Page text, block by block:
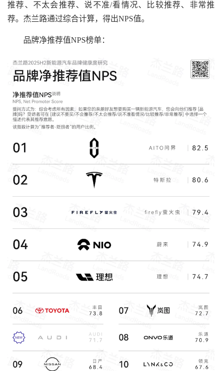
推荐、不太会推荐、说不准/看情况、比较推荐、非常推
荐。杰兰路通过综合计算，得出NPS值。
品牌净推荐值NPS榜单：